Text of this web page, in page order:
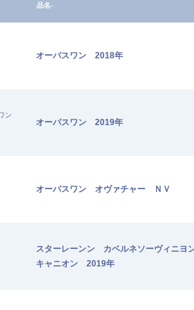
品名-
オーパスワン 2018年
オーパスワン 2019年
オーパスワン オヴァチャー ＮＶ
スターレーンン カベルネソーヴィニヨ
キャニオン 2019年